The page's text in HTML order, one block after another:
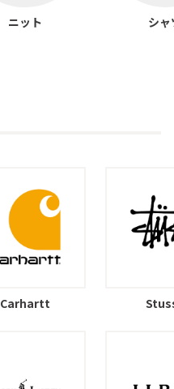
ニット シャ
Carhartt